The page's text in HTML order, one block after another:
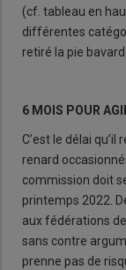
(cf. tableau en
différentes
retiré la pie
6 MOIS POUR
C’est le délai
renard
commission doit
printemps 2022.
aux fédérations
sans contre
prenne pas de